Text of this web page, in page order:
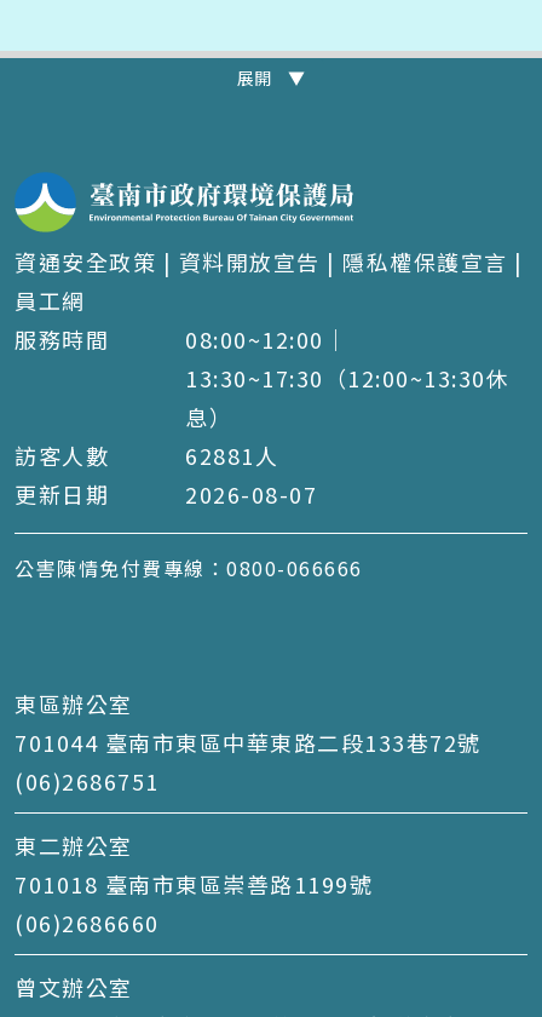
展開 ▼
資通安全政策 | 資料開放宣告 | 隱私權保護宣言 |
員工網
服務時間
08:00~12:00｜
13:30~17:30（12:00~13:30休
息）
訪客人數
62881 人
更新日期
2026-08-07
公害陳情免付費專線：0800-066666
東區辦公室
701044 臺南市東區中華東路二段133巷72號
(06)2686751
東二辦公室
701018 臺南市東區崇善路1199號
(06)2686660
曾文辦公室